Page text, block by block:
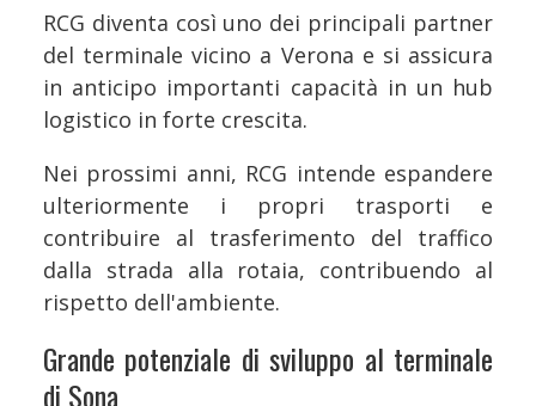
RCG diventa così uno dei principali partner
del terminale vicino a Verona e si assicura
in anticipo importanti capacità in un hub
logistico in forte crescita.
Nei prossimi anni, RCG intende espandere
ulteriormente i propri trasporti e
contribuire al trasferimento del traffico
dalla strada alla rotaia, contribuendo al
rispetto dell'ambiente.
Grande potenziale di sviluppo al terminale
di Sona